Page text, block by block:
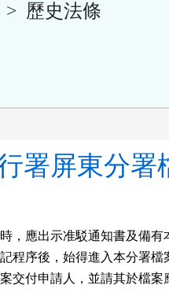
歷史法條
署屏東分署
，應出示准駁通知書及備有
記程序後，始得進入本分署檔
案交付申請人，並請其於檔案